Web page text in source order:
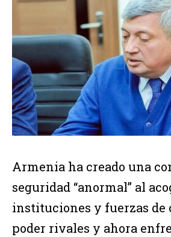
Armenia ha creado una
seguridad “anormal” al
instituciones y fuerzas de
poder rivales y ahora